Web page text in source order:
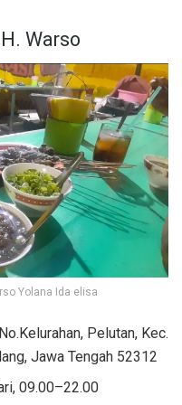
Warso
Yolana Ida elisa
Pelutan, Kec.
Jawa Tengah 52312
09.00–22.00